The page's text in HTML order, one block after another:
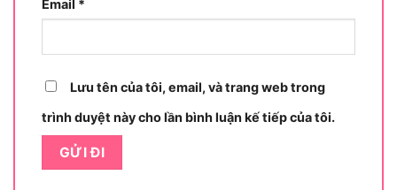
EGK1220
Email *
Lưu tên của tôi, email, và trang web trong
trình duyệt này cho lần bình luận kế tiếp của tôi.